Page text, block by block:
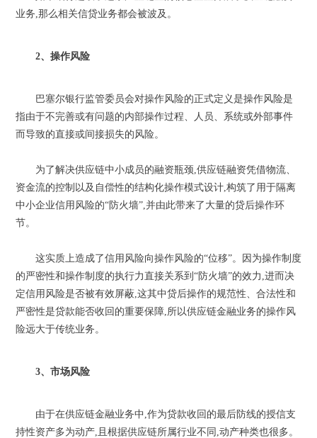
业务,那么相关信贷业务都会被波及。
2、操作风险
巴塞尔银行监管委员会对操作风险的正式定义是操作风险是
指由于不完善或有问题的内部操作过程、人员、系统或外部事件
而导致的直接或间接损失的风险。
为了解决供应链中小成员的融资瓶颈,供应链融资凭借物流、
资金流的控制以及自偿性的结构化操作模式设计,构筑了用于隔离
中小企业信用风险的“防火墙”,并由此带来了大量的贷后操作环
节。
这实质上造成了信用风险向操作风险的“位移”。因为操作制度
的严密性和操作制度的执行力直接关系到“防火墙”的效力,进而决
定信用风险是否被有效屏蔽,这其中贷后操作的规范性、合法性和
严密性是贷款能否收回的重要保障,所以供应链金融业务的操作风
险远大于传统业务。
3、市场风险
由于在供应链金融业务中,作为贷款收回的最后防线的授信支
持性资产多为动产,且根据供应链所属行业不同,动产种类也很多。